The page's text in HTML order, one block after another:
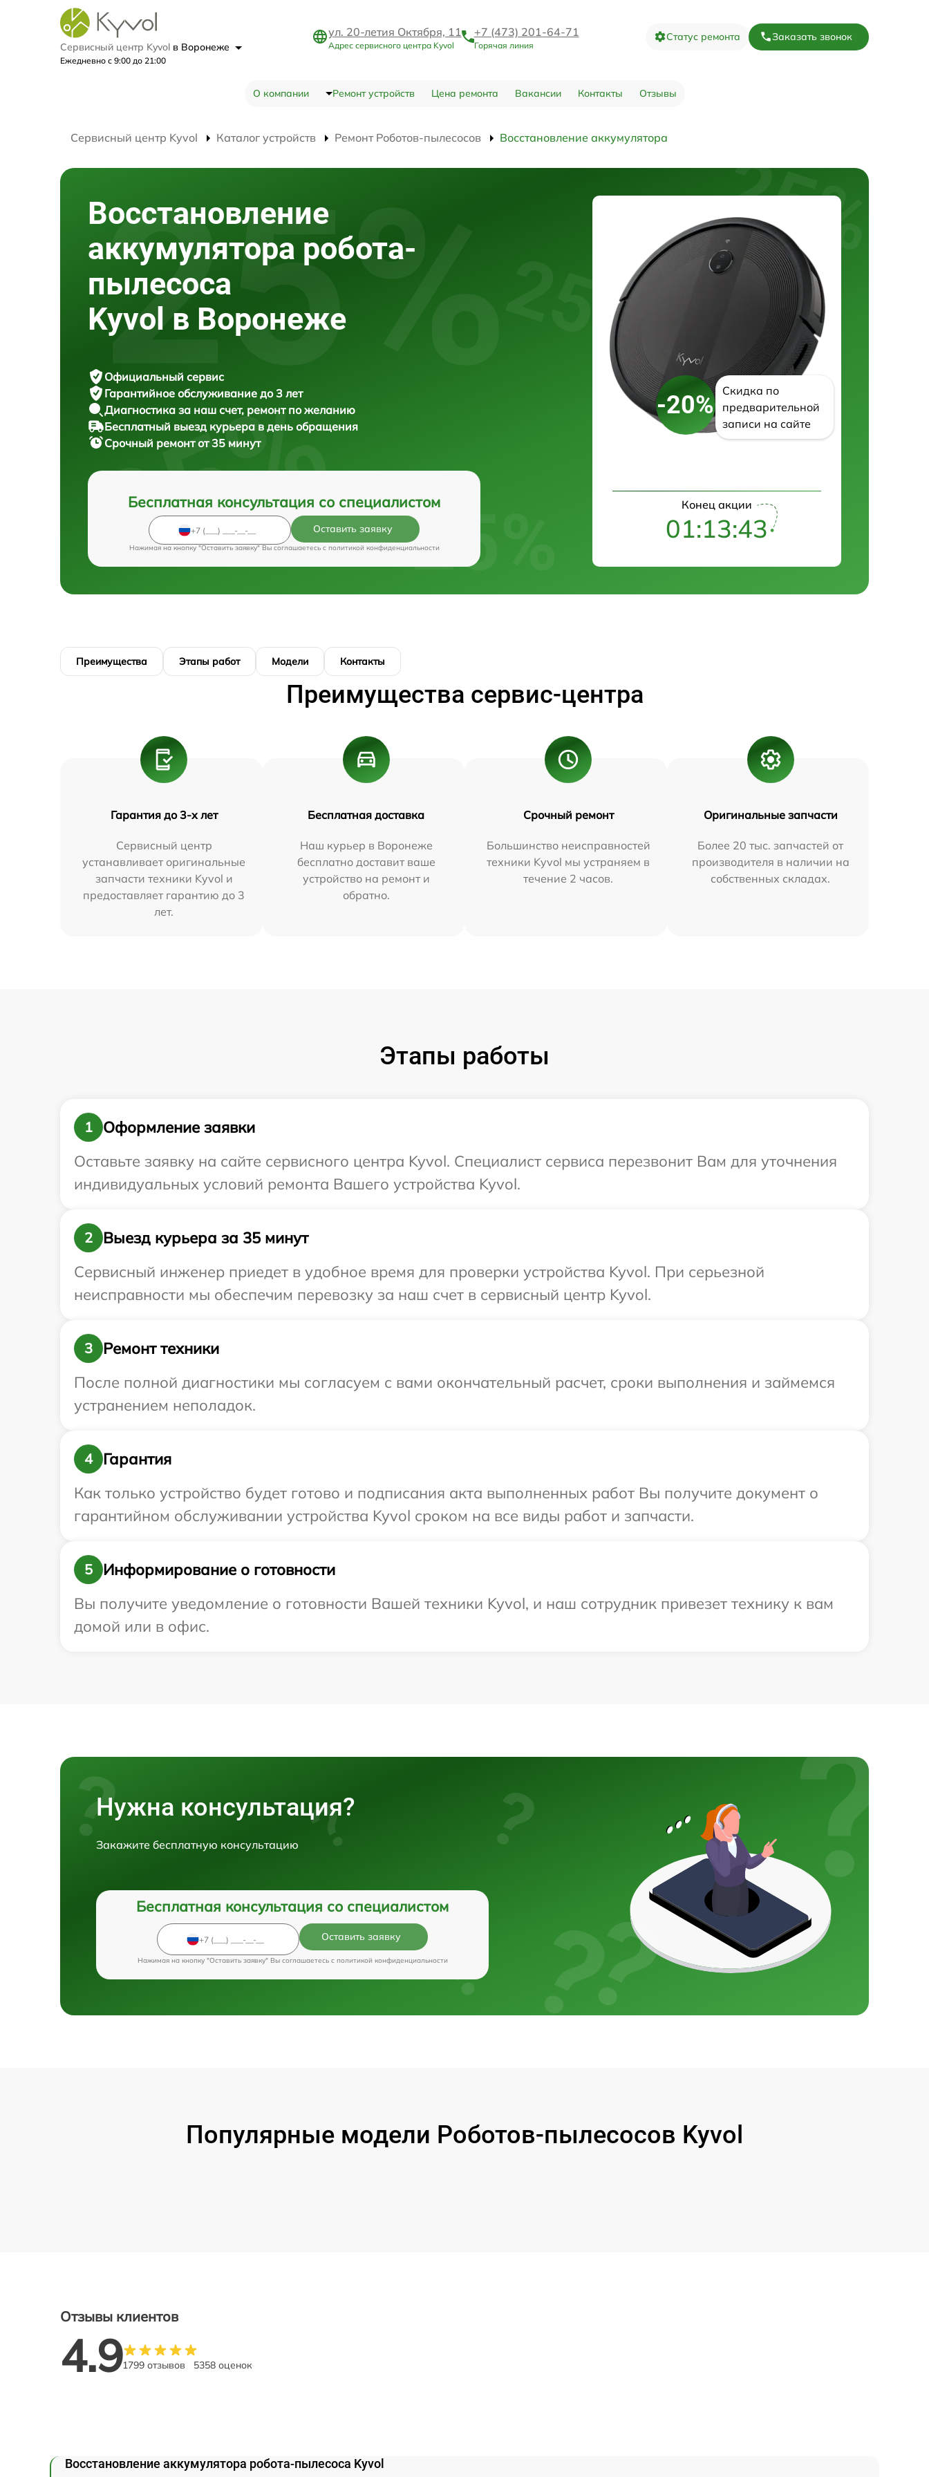
Сервисный центр Kyvol в Воронеже
Ежедневно с 9:00 до 21:00
ул. 20-летия Октября, 11
Адрес сервисного центра Kyvol
+7 (473) 201-64-71
Горячая линия
Статус ремонта Заказать звонок
О компании Ремонт устройств Цена ремонта Вакансии Контакты Отзывы
Сервисный центр Kyvol Каталог устройств Ремонт Роботов-пылесосов Восстановление аккумулятора
Восстановление
аккумулятора робота-
пылесоса
Kyvol в Воронеже
Официальный сервис
Гарантийное обслуживание до 3 лет
Диагностика за наш счет, ремонт по желанию
Бесплатный выезд курьера в день обращения
Срочный ремонтот 35 минут
Бесплатная консультация со специалистом
Оставить заявку
Нажимая на кнопку "Оставить заявку" Вы соглашаетесь c политикой конфиденциальности
-20%
Скидка по
предварительной
записи на сайте
Конец акции
01:13:42
Преимущества Этапы работ Модели Контакты
Преимущества сервис-центра
Гарантия до 3-х лет
Сервисный центр
устанавливает оригинальные
запчасти техники Kyvol и
предоставляет гарантию до 3
лет.
Бесплатная доставка
Наш курьер в Воронеже
бесплатно доставит ваше
устройство на ремонт и
обратно.
Срочный ремонт
Большинство неисправностей
техники Kyvol мы устраняем в
течение 2 часов.
Оригинальные запчасти
Более 20 тыс. запчастей от
производителя в наличии на
собственных складах.
Этапы работы
1
Оформление заявки
Оставьте заявку на сайте сервисного центра Kyvol. Специалист сервиса перезвонит Вам для уточнения
индивидуальных условий ремонта Вашего устройства Kyvol.
2
Выезд курьера за 35 минут
Сервисный инженер приедет в удобное время для проверки устройства Kyvol. При серьезной
неисправности мы обеспечим перевозку за наш счет в сервисный центр Kyvol.
3
Ремонт техники
После полной диагностики мы согласуем с вами окончательный расчет, сроки выполнения и займемся
устранением неполадок.
4
Гарантия
Как только устройство будет готово и подписания акта выполненных работ Вы получите документ о
гарантийном обслуживании устройства Kyvol сроком на все виды работ и запчасти.
5
Информирование о готовности
Вы получите уведомление о готовности Вашей техники Kyvol, и наш сотрудник привезет технику к вам
домой или в офис.
Нужна консультация?
Закажите бесплатную консультацию
Бесплатная консультация со специалистом
Оставить заявку
Нажимая на кнопку "Оставить заявку" Вы соглашаетесь c политикой конфиденциальности
Популярные модели Роботов-пылесосов Kyvol
Отзывы клиентов
4.91799 отзывов 5358 оценок
Восстановление аккумулятора робота-пылесоса Kyvol